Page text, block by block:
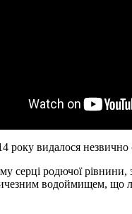
року видалося незвично
родючої рівнини,
водоймищем, що